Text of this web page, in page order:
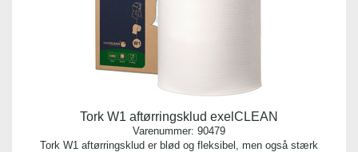
Tork W1 aftørringsklud exelCLEAN
Varenummer: 90479
Tork W1 aftørringsklud er blød og fleksibel, men også stærk